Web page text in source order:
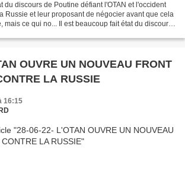
du discours de Poutine défiant l'OTAN et l'occident
Russie et leur proposant de négocier avant que cela
mais ce qui no... Il est beaucoup fait état du discours
OUVRE UN NOUVEAU FRONT
LA RUSSIE
16:15